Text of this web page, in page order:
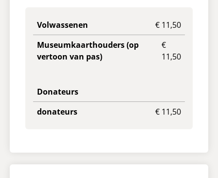
Volwassenen
€ 11,50
Museumkaarthouders (op
vertoon van pas)
€
11,50
Donateurs
donateurs
€ 11,50